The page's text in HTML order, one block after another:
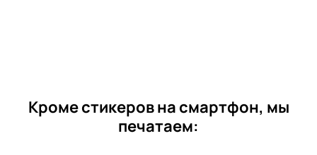
Кроме стикеров на смартфон, мы
печатаем: